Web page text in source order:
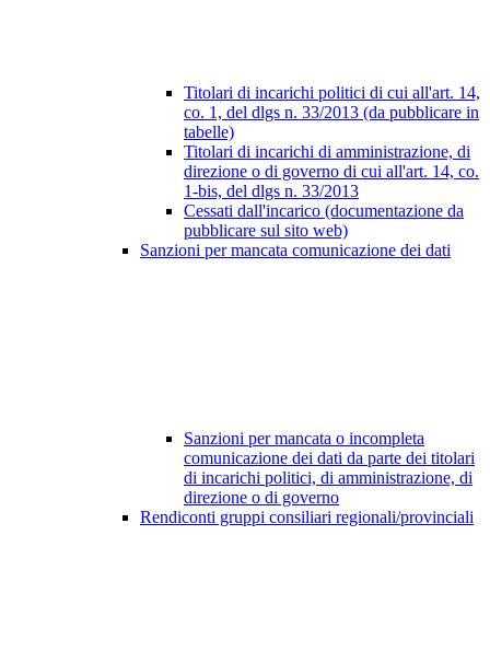
Titolari di incarichi politici di cui all'art. 14,
co. 1, del dlgs n. 33/2013 (da pubblicare in
tabelle)
Titolari di incarichi di amministrazione, di
direzione o di governo di cui all'art. 14, co.
1-bis, del dlgs n. 33/2013
Cessati dall'incarico (documentazione da
pubblicare sul sito web)
Sanzioni per mancata comunicazione dei dati
Sanzioni per mancata o incompleta
comunicazione dei dati da parte dei titolari
di incarichi politici, di amministrazione, di
direzione o di governo
Rendiconti gruppi consiliari regionali/provinciali